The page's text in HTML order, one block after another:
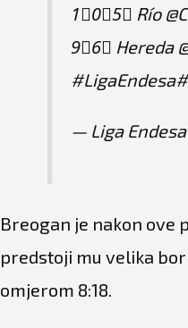
1⃣0⃣5⃣ Río
9⃣6⃣ Hereda
#LigaEndesa
— Liga Endesa
Breogan je nakon ove
predstoji mu velika
omjerom 8:18.